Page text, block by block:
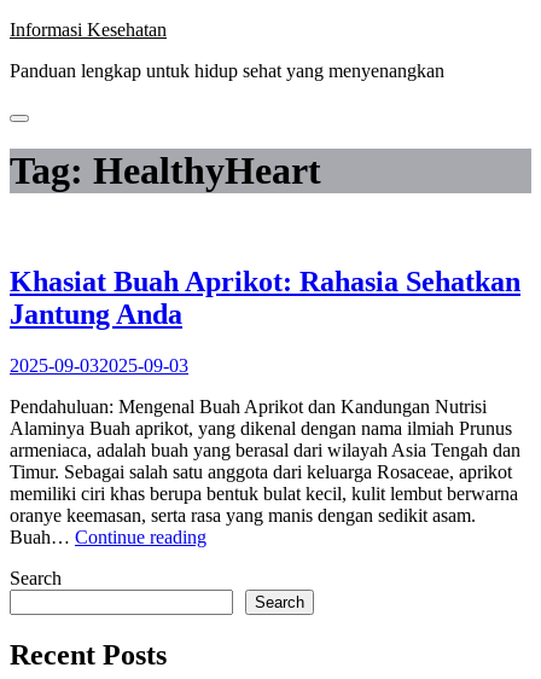
Skip
content
Informasi Kesehatan
Panduan lengkap untuk hidup sehat yang menyenangkan
Tag: HealthyHeart
Khasiat Buah Aprikot: Rahasia Sehatkan
Jantung Anda
2025-09-032025-09-03
Pendahuluan: Mengenal Buah Aprikot dan Kandungan Nutrisi
Alaminya Buah aprikot, yang dikenal dengan nama ilmiah Prunus
armeniaca, adalah buah yang berasal dari wilayah Asia Tengah dan
Timur. Sebagai salah satu anggota dari keluarga Rosaceae, aprikot
memiliki ciri khas berupa bentuk bulat kecil, kulit lembut berwarna
oranye keemasan, serta rasa yang manis dengan sedikit asam.
Buah… Continue reading“Khasiat
Rahasia
Search
Search
Recent Posts